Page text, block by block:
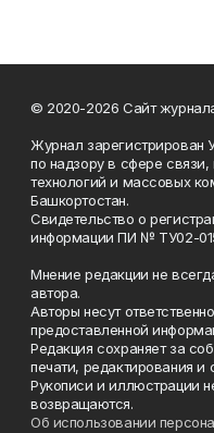
© 2020-2026 Сайт
Журнал зарегистрирован
по надзору в сфере
технологий и массовых
Башкортостан.
Свидетельство о
информации ПИ № ТУ02-
Мнение редакции не
автора.
Авторы несут
предоставленной
Редакция сохраняет за
печати, редактирования и
Рукописи и иллюстрации
возвращаются.
Об использовании